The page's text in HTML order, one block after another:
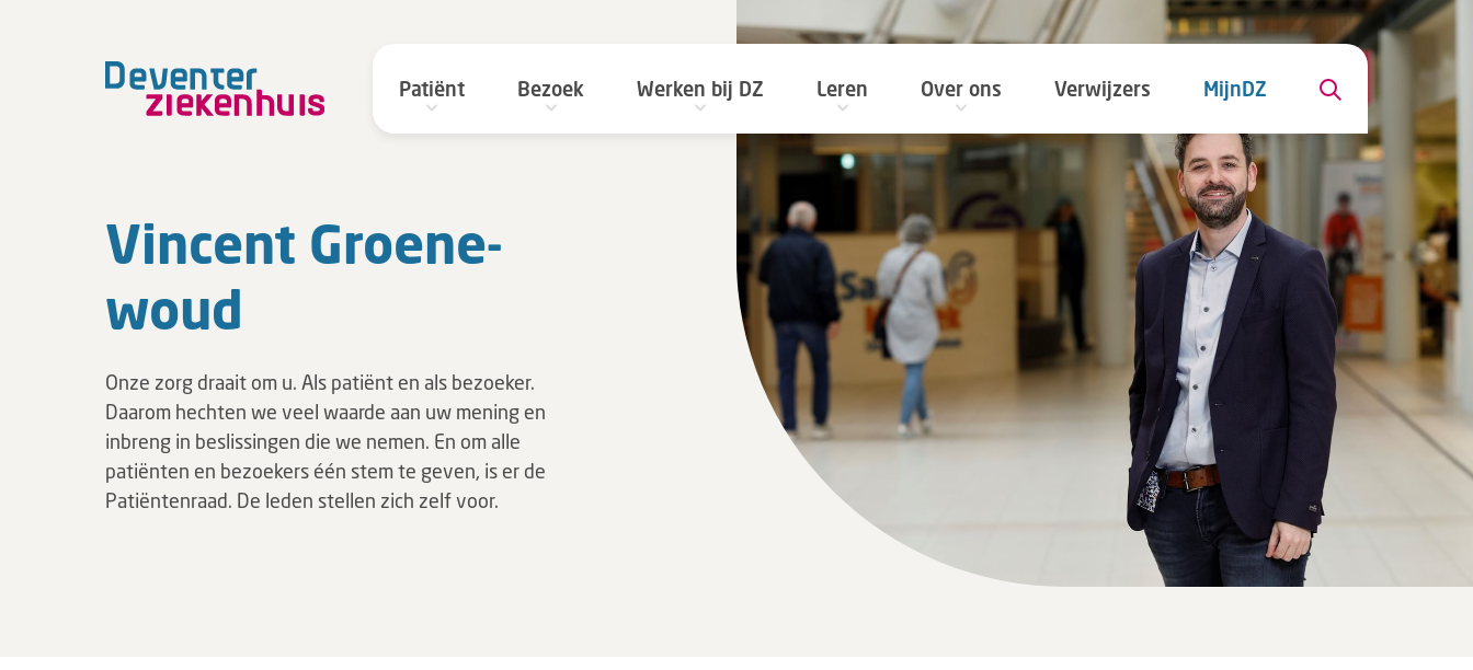
Patiënt Bezoek Werken bij DZ Leren Over ons Verwijzers MijnDZ
Vincent Groe­ne­
woud
Onze zorg draait om u. Als patiënt en als bezoeker.
Daarom hechten we veel waarde aan uw mening en
inbreng in beslissingen die we nemen. En om alle
patiënten en bezoekers één stem te geven, is er de
Patiëntenraad. De leden stellen zich zelf voor.